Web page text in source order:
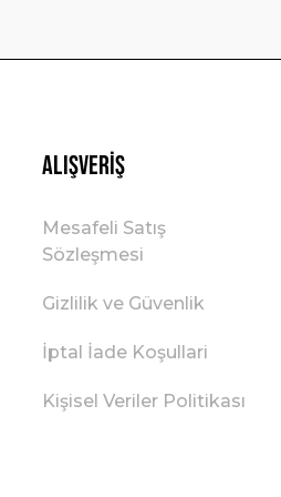
Alışveriş
Mesafeli Satış
Sözleşmesi
Gizlilik ve Güvenlik
İptal İade Koşullari
Kişisel Veriler Politikası